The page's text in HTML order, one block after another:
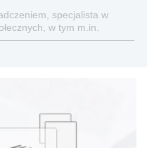
specjalista w
w tym m.in.
Autor wielu publikacji